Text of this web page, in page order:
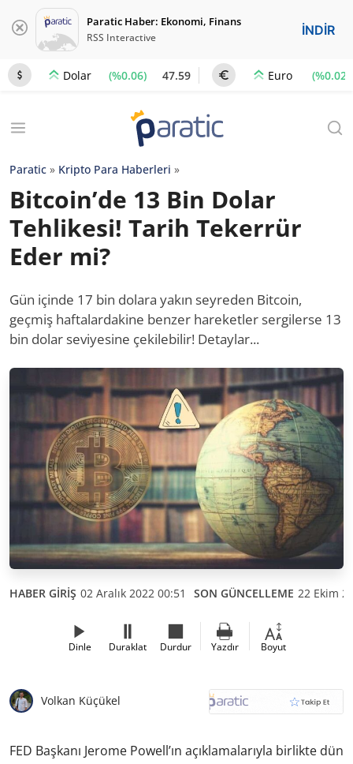
Paratic Haber: Ekonomi, Finans
RSS Interactive İNDİR
Dolar (%0.06) 47.59 Euro (%0.02)
Paratic » Kripto Para Haberleri »
Bitcoin’de 13 Bin Dolar
Tehlikesi! Tarih Tekerrür
Eder mi?
Gün içinde 17 bin dolara yakın seyreden Bitcoin,
geçmiş haftalardakine benzer hareketler sergilerse 13
bin dolar seviyesine çekilebilir! Detaylar...
HABER GİRİŞ 02 Aralık 2022 00:51 SON GÜNCELLEME 22 Ekim
Dinle Duraklat Durdur Yazdır Boyut
Volkan Küçükel
FED Başkanı Jerome Powell’ın açıklamalarıyla birlikte dün